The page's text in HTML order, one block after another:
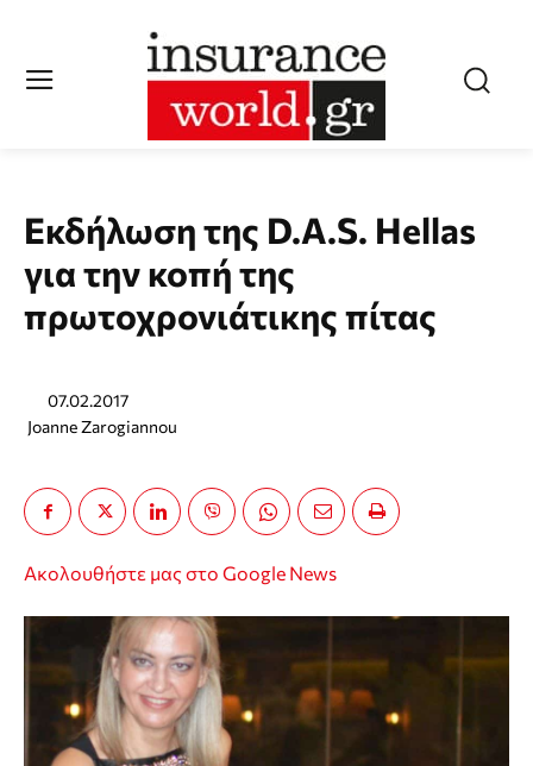
Εκδήλωση της D.A.S. Hellas
για την κοπή της
πρωτοχρονιάτικης πίτας
07.02.2017
Joanne Zarogiannou
Ακολουθήστε μας στο Google News